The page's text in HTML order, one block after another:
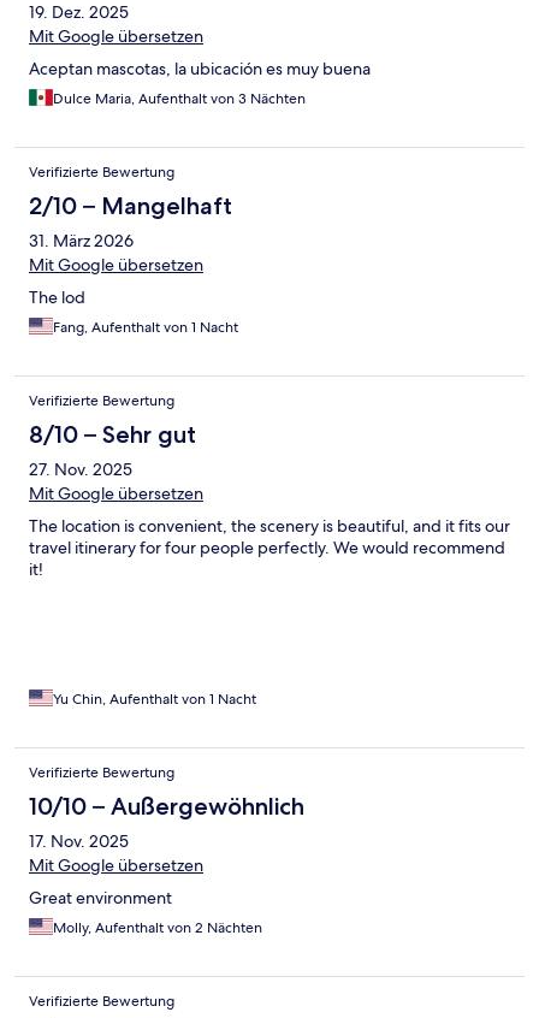
19. Dez. 2025
Mit Google übersetzen
Aceptan mascotas, la ubicación es muy buena
Dulce Maria, Aufenthalt von 3 Nächten
Verifizierte Bewertung
2/10 – Mangelhaft
31. März 2026
Mit Google übersetzen
The lod
Fang, Aufenthalt von 1 Nacht
Verifizierte Bewertung
8/10 – Sehr gut
27. Nov. 2025
Mit Google übersetzen
The location is convenient, the scenery is beautiful, and it fits our
travel itinerary for four people perfectly. We would recommend
it!
Yu Chin, Aufenthalt von 1 Nacht
Verifizierte Bewertung
10/10 – Außergewöhnlich
17. Nov. 2025
Mit Google übersetzen
Great environment
Molly, Aufenthalt von 2 Nächten
Verifizierte Bewertung